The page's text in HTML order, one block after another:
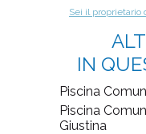
Sei il
IN
Piscina
Piscina
Giustina